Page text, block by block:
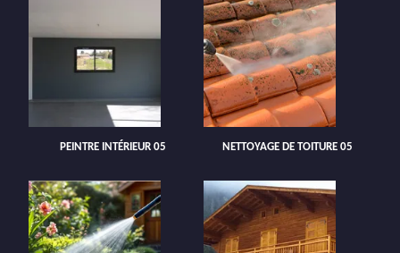
PEINTRE INTÉRIEUR 05 NETTOYAGE DE TOITURE 05